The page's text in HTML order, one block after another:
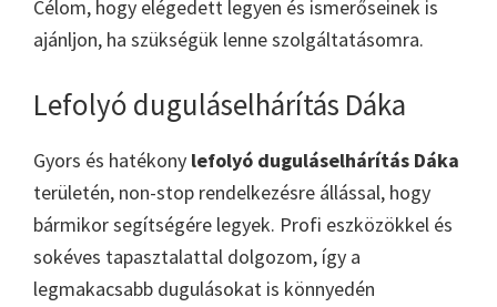
Célom, hogy elégedett legyen és ismerőseinek is
ajánljon, ha szükségük lenne szolgáltatásomra.
Lefolyó duguláselhárítás Dáka
Gyors és hatékony lefolyó duguláselhárítás Dáka
területén, non-stop rendelkezésre állással, hogy
bármikor segítségére legyek. Profi eszközökkel és
sokéves tapasztalattal dolgozom, így a
legmakacsabb dugulásokat is könnyedén